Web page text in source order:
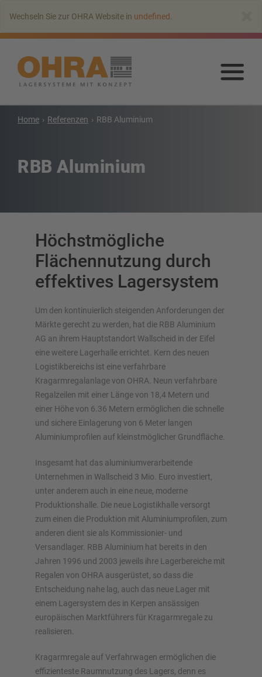
Hauptinhalt
springen
Wechseln Sie zur OHRA Website in undefined
Home Referenzen RBB Aluminium
RBB Aluminium
Höchstmögliche
Flächennutzung durch
effektives Lagersystem
Um den kontinuierlich steigenden Anforderungen der
Märkte gerecht zu werden, hat die RBB Aluminium
AG an ihrem Hauptstandort Wallscheid in der Eifel
eine weitere Lagerhalle errichtet. Kern des neuen
Logistikbereichs ist eine verfahrbare
Kragarmregalanlage von OHRA. Neun verfahrbare
Regalzeilen mit einer Länge von 18,4 Metern und
einer Höhe von 6.36 Metern ermöglichen die schnelle
und sichere Einlagerung von 6 Meter langen
Aluminiumprofilen auf kleinstmöglicher Grundfläche.
Insgesamt hat das aluminiumverarbeitende
Unternehmen in Wallscheid 3 Mio. Euro investiert,
unter anderem auch in eine neue, moderne
Produktionshalle. Die neue Logistikhalle versorgt
zum einen die Produktion mit Aluminiumprofilen, zum
anderen dient sie als Kommissionier- und
Versandlager. RBB Aluminium hat bereits in den
Jahren 1996 und 2003 jeweils ihre Lagerbereiche mit
Regalen von OHRA ausgerüstet, so dass die
Entscheidung nahe lag, auch das neue Lager mit
einem Lagersystem des in Kerpen ansässigen
europäischen Marktführers für Kragarmregale zu
realisieren.
Kragarmregale auf Verfahrwagen ermöglichen die
effizienteste Raumnutzung des Lagers, denn es
Kragarmregal mit Dach
Einseitiges Kragarmregal
Kragarmregal für Langgut
Weitere Kragarmregale
Lagersysteme im Überblick
Palettenregale
Verschieberegale
Automatische Lagersysteme
Regalhalle
Lagerbühne
Planen Sie Ihr Regalsystem individuell mit unseren
Konfiguratoren – inklusive direkter Anfrage
Jetzt Regal konfigurieren